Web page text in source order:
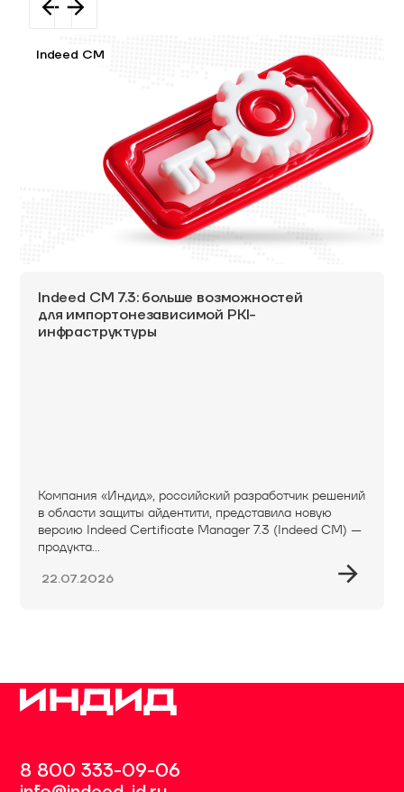
Indeed CM
Indeed CM 7.3: больше возможностей
для импортонезависимой PKI-
инфраструктуры
Компания «Индид», российский разработчик решений
в области защиты айдентити, представила новую
версию Indeed Certificate Manager 7.3 (Indeed CM) —
продукта...
22.07.2026
8 800 333-09-06